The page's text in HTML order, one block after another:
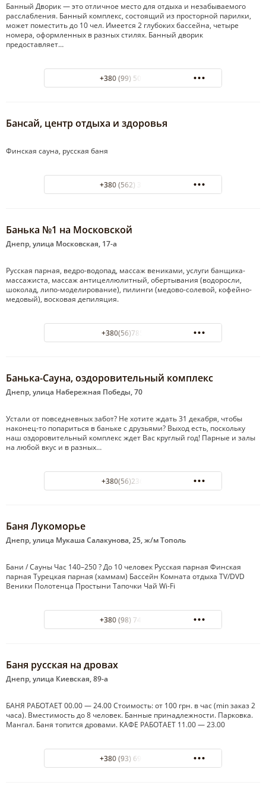
Банный Дворик — это отличное место для отдыха и незабываемого
расслабления. Банный комплекс, состоящий из просторной парилки,
может поместить до 10 чел. Имеется 2 глубоких бассейна, четыре
номера, оформленных в разных стилях. Банный дворик
предоставляет…
+380 (99) 501-05-11
Бансай, центр отдыха и здоровья
Финская сауна, русская баня
+380 (562) 35-52-62
Банька №1 на Московской
Днепр, улица Московская, 17-а
Русская парная, ведро-водопад, массаж вениками, услуги банщика-
массажиста, массаж антицеллюлитный, обертывания (водоросли,
шоколад, липо-моделирование), пилинги (медово-солевой, кофейно-
медовый), восковая депиляция.
+380(56)785-67-47
Банька-Сауна, оздоровительный комплекс
Днепр, улица Набережная Победы, 70
Устали от повседневных забот? Не хотите ждать 31 декабря, чтобы
наконец-то попариться в баньке с друзьями? Выход есть, поскольку
наш оздоровительный комплекс ждет Вас круглый год! Парные и залы
на любой вкус и в разных…
+380(56)236-02-13
Баня Лукоморье
Днепр, улица Мукаша Салакунова, 25, ж/м Тополь
Бани / Сауны Час 140–250 ? До 10 человек Русская парная Финская
парная Турецкая парная (хаммам) Бассейн Комната отдыха TV/DVD
Веники Полотенца Простыни Тапочки Чай Wi-Fi
+380 (98) 749-31-25
Баня русская на дровах
Днепр, улица Киевская, 89-а
БАНЯ РАБОТАЕТ 00.00 — 24.00 Стоимость: от 100 грн. в час (min заказ 2
часа). Вместимость до 8 человек. Банные принадлежности. Парковка.
Мангал. Баня топится дровами. КАФЕ РАБОТАЕТ 11.00 — 23.00
+380 (93) 690-55-58